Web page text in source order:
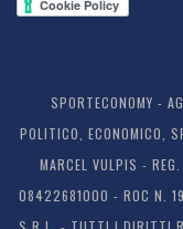
SPORTECONOMY -
POLITICO, ECONOMICO,
MARCEL VULPIS -
08422681000 - ROC N.